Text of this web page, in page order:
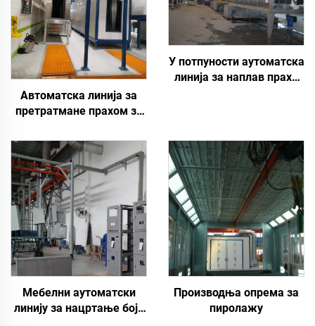
Автоматска линија за
претратмане прахом за
У потпуности аутоматска
линија за наплав праха
Мебелни аутоматски
линију за нацртање боје
Производња опрема за
пиролажу